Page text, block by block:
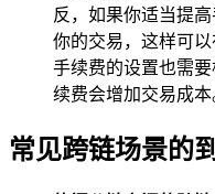
反，如果你适当提
你的交易，这样可以
手续费的设置也需
续费会增加交易成本
常见跨链场景的